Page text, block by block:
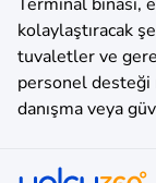
kolaylaştıracak
tuvaletler ve
personel desteği
danışma veya